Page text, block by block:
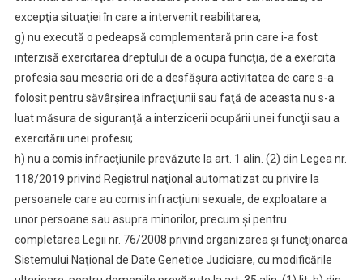
excepţia situaţiei în care a intervenit reabilitarea;
g) nu execută o pedeapsă complementară prin care i-a fost
interzisă exercitarea dreptului de a ocupa funcţia, de a exercita
profesia sau meseria ori de a desfăşura activitatea de care s-a
folosit pentru săvârşirea infracţiunii sau faţă de aceasta nu s-a
luat măsura de siguranţă a interzicerii ocupării unei funcţii sau a
exercitării unei profesii;
h) nu a comis infracţiunile prevăzute la art. 1 alin. (2) din Legea nr.
118/2019 privind Registrul naţional automatizat cu privire la
persoanele care au comis infracţiuni sexuale, de exploatare a
unor persoane sau asupra minorilor, precum şi pentru
completarea Legii nr. 76/2008 privind organizarea şi funcţionarea
Sistemului Naţional de Date Genetice Judiciare, cu modificările